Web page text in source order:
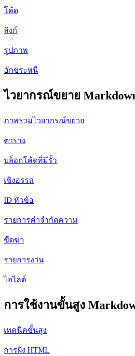
โค้ด
ลิงก์
รูปภาพ
อักขระหนี
ไวยากรณ์ขยาย
ภาพรวมไวยากรณ์ขยาย
ตาราง
บล็อกโค้ดที่มีรั้ว
เชิงอรรถ
ID หัวข้อ
รายการคำจำกัดความ
ขีดฆ่า
รายการงาน
ไฮไลต์
การใช้งานขั้นสูง
เทคนิคขั้นสูง
การฝัง HTML